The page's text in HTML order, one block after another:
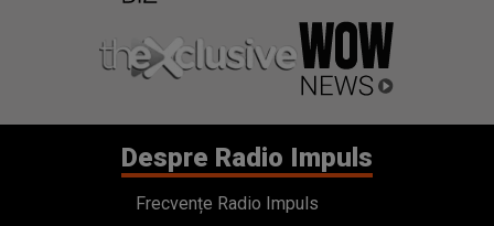
Despre Radio Impuls
Frecvențe Radio Impuls